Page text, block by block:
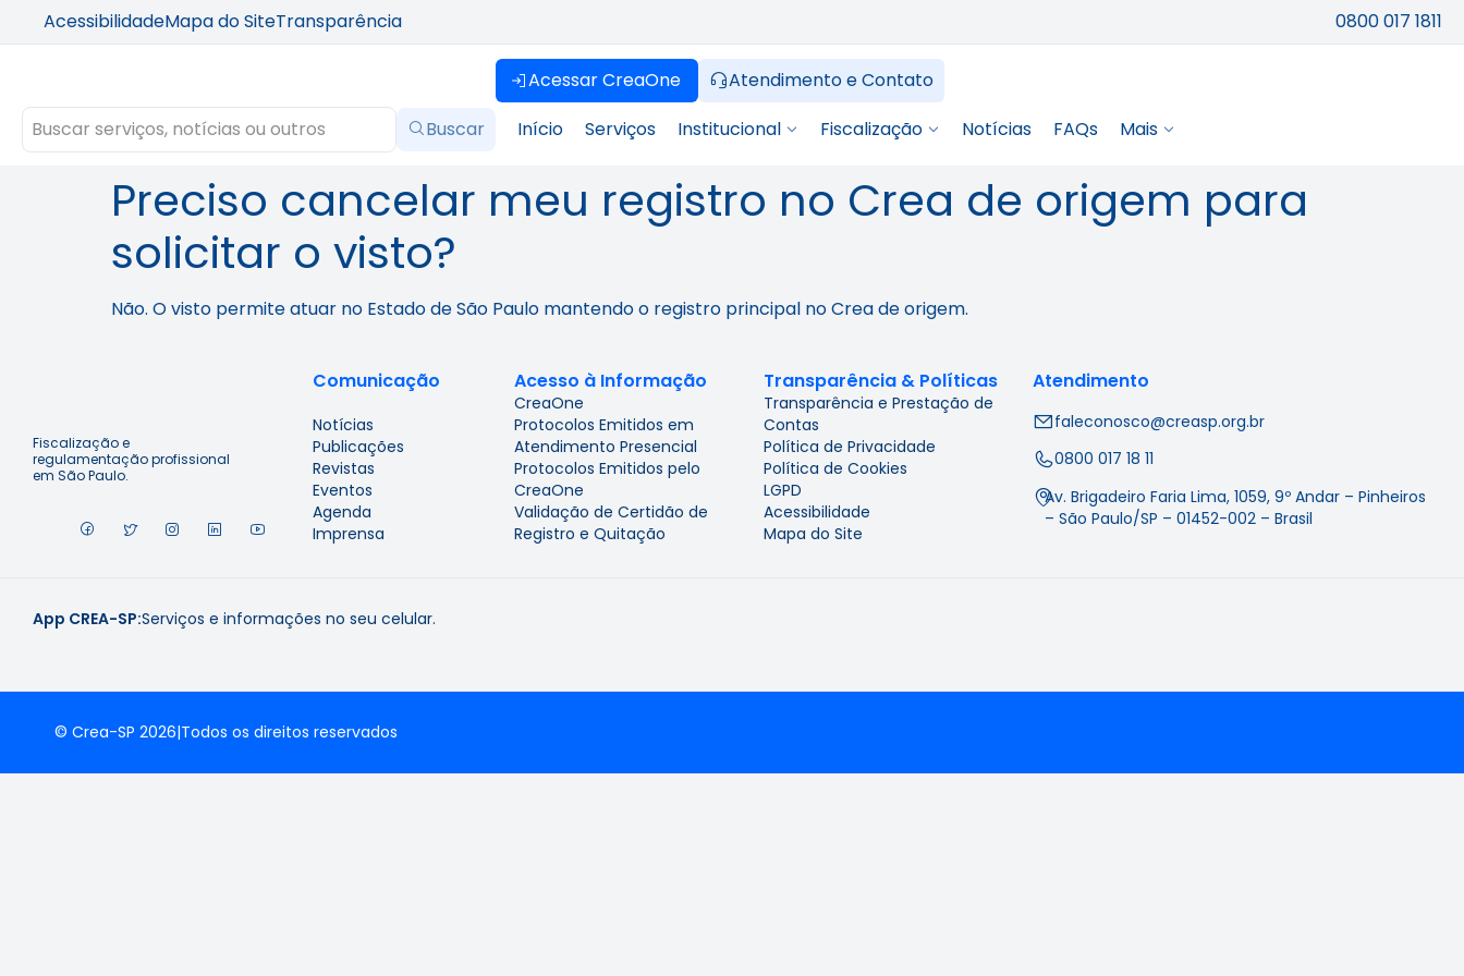
AcessibilidadeMapa do SiteTransparência 0800 017 1811
Acessar CreaOne
Atendimento e Contato
Buscar
Início Serviços Institucional Fiscalização Notícias FAQs Mais
Preciso cancelar meu registro no Crea de origem para
solicitar o visto?
Não. O visto permite atuar no Estado de São Paulo mantendo o registro principal no Crea de origem.
Fiscalização e
regulamentação profissional
em São Paulo.
Comunicação
Notícias
Publicações
Revistas
Eventos
Agenda
Imprensa
Acesso à Informação
CreaOne
Protocolos Emitidos em
Atendimento Presencial
Protocolos Emitidos pelo
CreaOne
Validação de Certidão de
Registro e Quitação
Transparência & Políticas
Transparência e Prestação de
Contas
Política de Privacidade
Política de Cookies
LGPD
Acessibilidade
Mapa do Site
Atendimento
faleconosco@creasp.org.br
0800 017 18 11
Av. Brigadeiro Faria Lima, 1059, 9º Andar – Pinheiros
– São Paulo/SP – 01452-002 – Brasil
App CREA-SP:Serviços e informações no seu celular.
© Crea-SP 2026|Todos os direitos reservados